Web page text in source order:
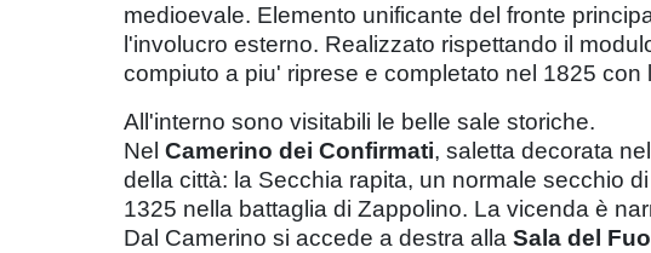
medioevale. Elemento unificante del fronte
l'involucro esterno. Realizzato rispettando il
compiuto a piu' riprese e completato nel 1825
All'interno sono visitabili le belle sale storiche.
Nel Camerino dei Confirmati, saletta decorata
della città: la Secchia rapita, un normale secchio
1325 nella battaglia di Zappolino. La vicenda è
Dal Camerino si accede a destra alla Sala del